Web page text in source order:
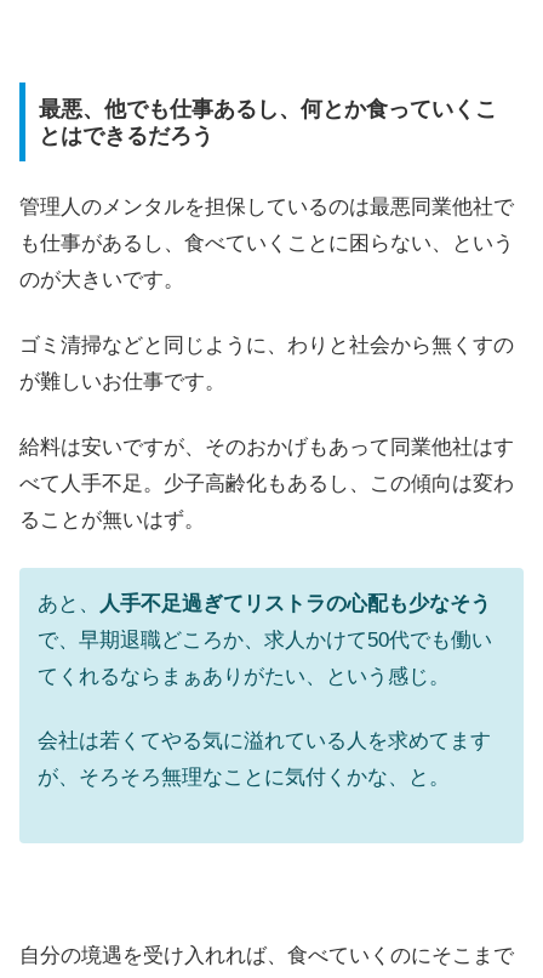
最悪、他でも仕事あるし、何とか食っていくこ
とはできるだろう
管理人のメンタルを担保しているのは最悪同業他社で
も仕事があるし、食べていくことに困らない、という
のが大きいです。
ゴミ清掃などと同じように、わりと社会から無くすの
が難しいお仕事です。
給料は安いですが、そのおかげもあって同業他社はす
べて人手不足。少子高齢化もあるし、この傾向は変わ
ることが無いはず。
あと、
人手不足過ぎてリストラの心配も少なそう
で、早期退職どころか、求人かけて50代でも働い
てくれるならまぁありがたい、という感じ。
会社は若くてやる気に溢れている人を求めてます
が、そろそろ無理なことに気付くかな、と。
自分の境遇を受け入れれば、食べていくのにそこまで